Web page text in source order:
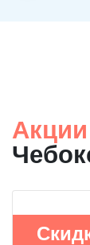
Акции